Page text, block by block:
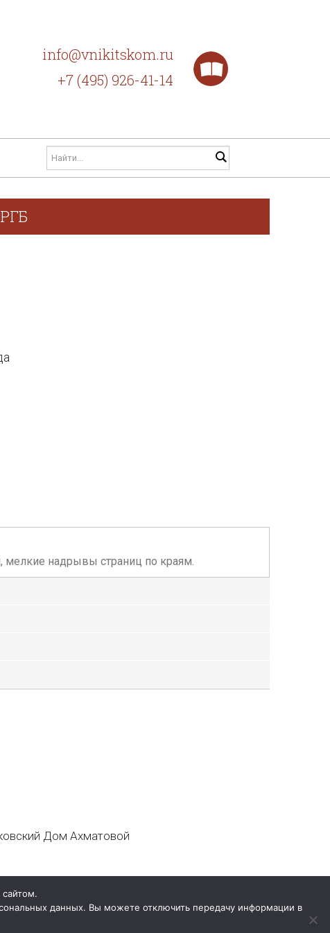
info@vnikitskom.ru
+7 (495) 926-41-14
мелкие надрывы страниц по краям.
Дом Ахматовой
данных. Вы можете отключить передачу информации в